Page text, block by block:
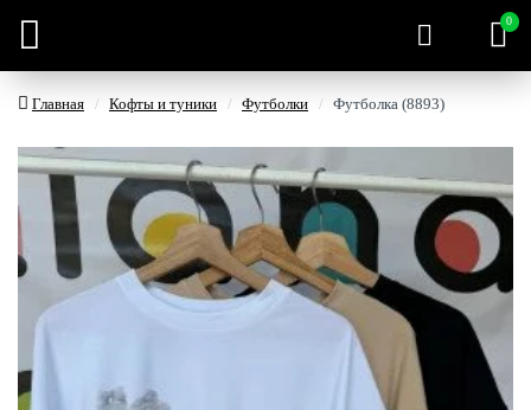
0
Главная Кофты и туники Футболки Футболка (8893)